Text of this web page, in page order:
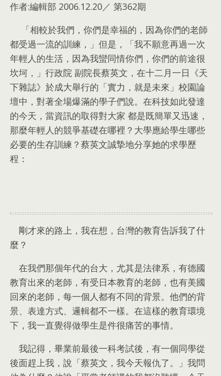
作者:編輯部 2006.12.20／ 第362期
「相較於我們 ， 你們是幸福的 ， 因為你們的老師
都受過一流的訓練 ， 」但是 ，
「我不願意再過一次
年輕人的生活 ， 因為我蠻同情你們 ， 你們的前途很
坎坷 ， 」行政院 副院長蔡英文 ， 在十二月一日《天
下雜誌》於成大舉行的「實力 ， 就是未來」校園論
壇中 ， 對著全場爆滿的學子們說。 在科技如此發達
的今天 ， 當資訊的取得對大家 都是既簡單又迅速 ，
那麼年輕人的競爭基礎在哪裡？大學應給學生哪些
必要的生存訓練？蔡英文誠摯地分享她的求學歷
程 ：
剛才來的路上 ， 我在想 ， 台灣的教育告訴我了什
麼？
在我們那個年代的台大 ， 尤其是法律系 ， 有德國
教育出來的老師 ， 有受日本教育的老師 ， 也有美國
回來的老師 ， 每一個人都有不同的背景。 他們的背
景、 表達方式、 邏輯都不一樣。 在這樣的教育環境
下 ， 我一直覺得做學生是件很痛苦的事情。
我記得 ， 畢業前最後一科考試後 ， 有一個同學從
後面趕上我 ， 說「蔡英文 ， 我今天報仇了。
」我問